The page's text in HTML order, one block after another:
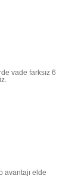
vade farksız 6
avantajı elde